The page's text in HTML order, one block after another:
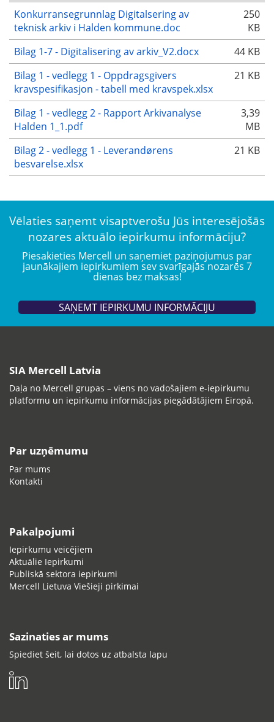
Konkurransegrunnlag Digitalsering av
teknisk arkiv i Halden kommune.doc
250
KB
Bilag 1-7 - Digitalisering av arkiv_V2.docx
44 KB
Bilag 1 - vedlegg 1 - Oppdragsgivers
kravspesifikasjon - tabell med kravspek.xlsx
21 KB
Bilag 1 - vedlegg 2 - Rapport Arkivanalyse
Halden 1_1.pdf
3,39
MB
Bilag 2 - vedlegg 1 - Leverandørens
besvarelse.xlsx
21 KB
Vēlaties saņemt visaptverošu Jūs interesējošās
nozares aktuālo iepirkumu informāciju?
Piesakieties Mercell un saņemiet paziņojumus par
jaunākajiem iepirkumiem sev svarīgajās nozarēs 7
dienas bez maksas!
SAŅEMT IEPIRKUMU INFORMĀCIJU
SIA Mercell Latvia
Daļa no Mercell grupas – viens no vadošajiem e-iepirkumu
platformu un iepirkumu informācijas piegādātājiem Eiropā.
Par uzņēmumu
Par mums
Kontakti
Pakalpojumi
Iepirkumu veicējiem
Aktuālie Iepirkumi
Publiskā sektora iepirkumi
Mercell Lietuva Viešieji pirkimai
Sazinaties ar mums
Spiediet šeit, lai dotos uz atbalsta lapu